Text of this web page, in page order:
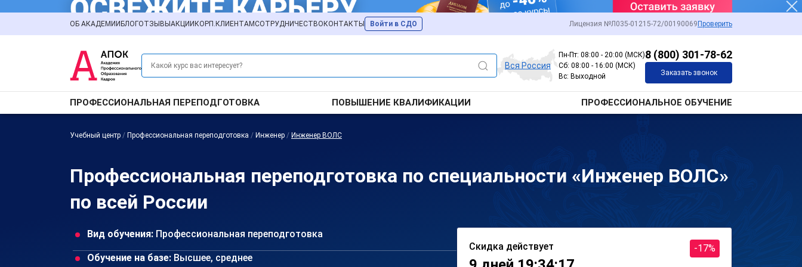
ОБ АКАДЕМИИ БЛОГОТЗЫВЫ АКЦИИ КОРП.КЛИЕНТАМСОТРУДНИЧЕСТВО КОНТАКТЫ Войти в СДО Лицензия №Л035-01215-72/00190069 Проверить
Вся Россия
Пн-Пт: 08:00 - 20:00 (МСК)
Сб: 08:00 - 16:00 (МСК)
Вс: Выходной
8 (800) 301-78-62
Заказать звонок
ПРОФЕССИОНАЛЬНАЯ ПЕРЕПОДГОТОВКА ПОВЫШЕНИЕ КВАЛИФИКАЦИИ ПРОФЕССИОНАЛЬНОЕ ОБУЧЕНИЕ
Учебный центр / Профессиональная переподготовка / Инженер / Инженер ВОЛС
Профессиональная переподготовка по специальности «Инженер ВОЛС»
по всей России
Вид обучения: Профессиональная переподготовка
Обучение на базе: Высшее, среднее
Скидка действует -17%